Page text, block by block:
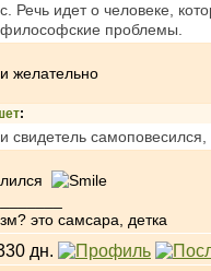
Речь идет о человеке,
проблемы.
желательно
:
свидетель
это самсара, детка